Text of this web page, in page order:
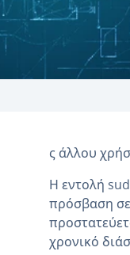
ς άλλου
Η εντολή
πρόσβαση
χρονικό